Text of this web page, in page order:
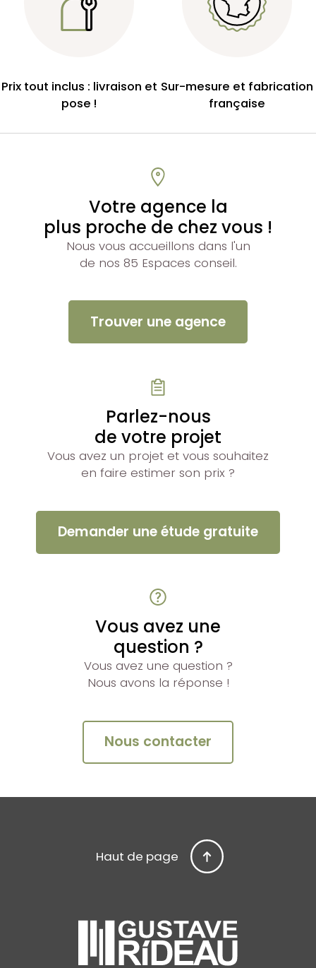
Prix tout inclus : livraison et
pose !
Sur-mesure et fabrication
française
Votre agence la
plus proche de chez vous !
Nous vous accueillons dans l'un
de nos 85 Espaces conseil.
Trouver une agence
Parlez-nous
de votre projet
Vous avez un projet et vous souhaitez
en faire estimer son prix ?
Demander une étude gratuite
Vous avez une
question ?
Vous avez une question ?
Nous avons la réponse !
Nous contacter
Haut de page